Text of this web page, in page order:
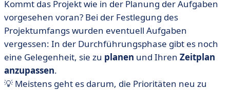
Kommt das Projekt wie in der Planung der Aufgaben
vorgesehen voran? Bei der Festlegung des
Projektumfangs wurden eventuell Aufgaben
vergessen: In der Durchführungsphase gibt es noch
eine Gelegenheit, sie zu planen und Ihren Zeitplan
anzupassen.
💡 Meistens geht es darum, die Prioritäten neu zu